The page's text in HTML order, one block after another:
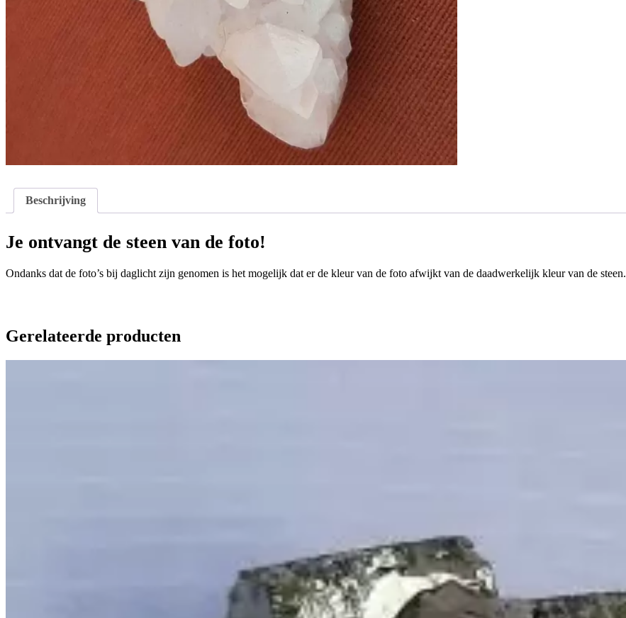
Beschrijving
Je ontvangt de steen van de foto!
Ondanks dat de foto’s bij daglicht zijn genomen is het mogelijk dat er de kleur van de foto afwijkt van de daadwerkelijk kleur van de steen.
Gerelateerde producten